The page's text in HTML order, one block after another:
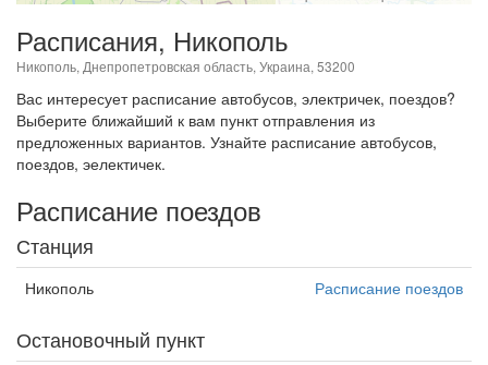
Расписания, Никополь
Никополь, Днепропетровская область, Украина, 53200
Вас интересует расписание автобусов, электричек, поездов?
Выберите ближайший к вам пункт отправления из
предложенных вариантов. Узнайте расписание автобусов,
поездов, эелектичек.
Расписание поездов
Станция
Никополь Расписание поездов
Остановочный пункт